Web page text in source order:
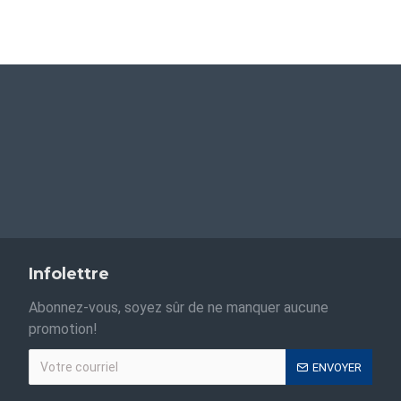
Infolettre
Abonnez-vous, soyez sûr de ne manquer aucune
promotion!
ENVOYER